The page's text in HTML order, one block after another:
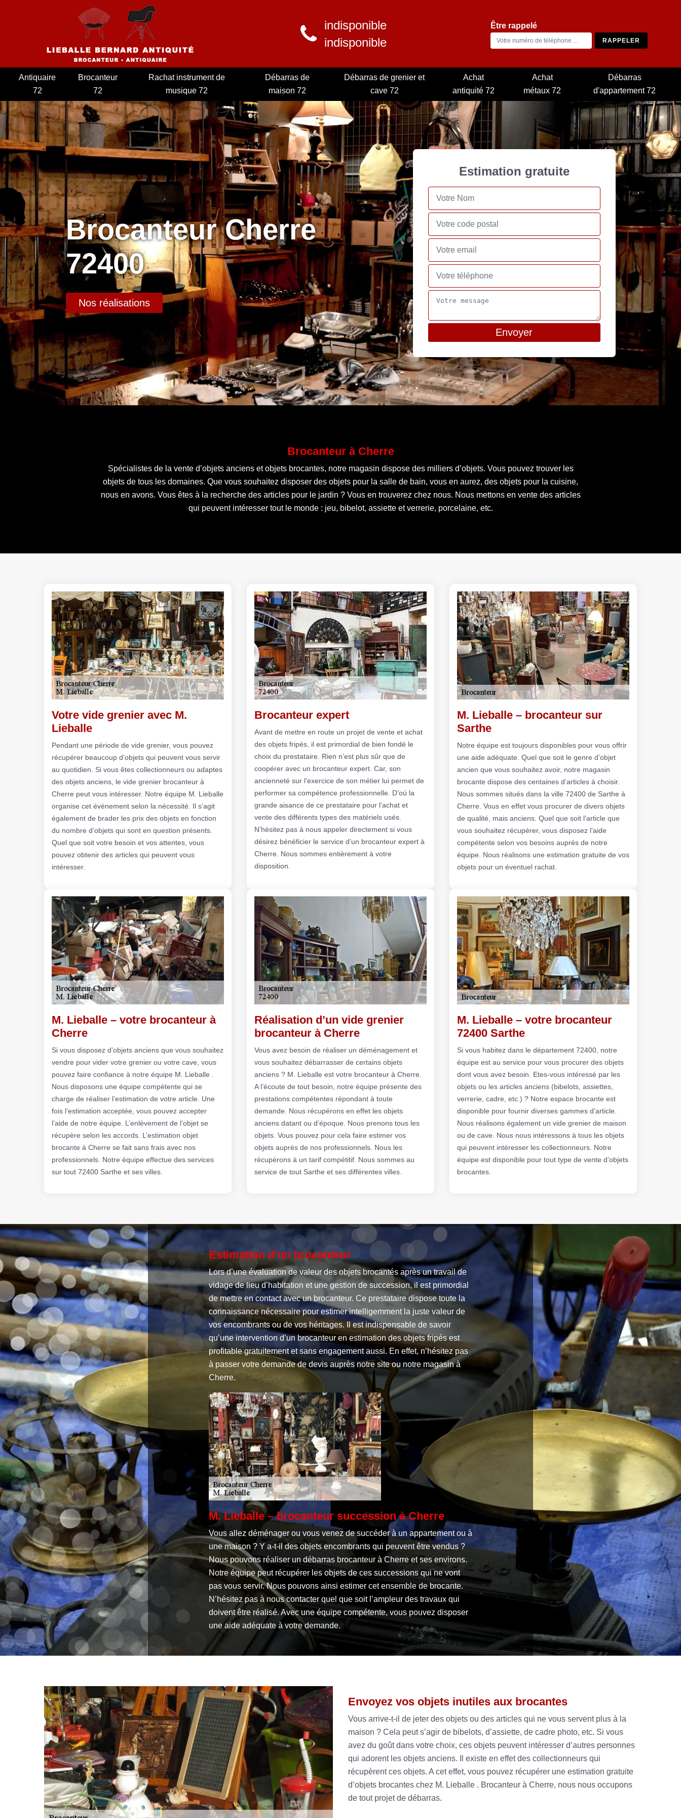
indisponible
indisponible
Être rappelé
Antiquaire
72
Brocanteur
72
Rachat instrument de
musique 72
Débarras de
maison 72
Débarras de grenier et
cave 72
Achat
antiquité 72
Achat
métaux 72
Débarras
d'appartement 72
Brocanteur Cherre
72400
Nos réalisations
Estimation gratuite
Brocanteur à Cherre
Spécialistes de la vente d’objets anciens et objets brocantes, notre magasin dispose des milliers d’objets. Vous pouvez trouver les
objets de tous les domaines. Que vous souhaitez disposer des objets pour la salle de bain, vous en aurez, des objets pour la cuisine,
nous en avons. Vous êtes à la recherche des articles pour le jardin ? Vous en trouverez chez nous. Nous mettons en vente des articles
qui peuvent intéresser tout le monde : jeu, bibelot, assiette et verrerie, porcelaine, etc.
Votre vide grenier avec M.
Lieballe
Pendant une période de vide grenier, vous pouvez
récupérer beaucoup d’objets qui peuvent vous servir
au quotidien. Si vous êtes collectionneurs ou adaptes
des objets anciens, le vide grenier brocanteur à
Cherre peut vous intéresser. Notre équipe M. Lieballe
organise cet évènement selon la nécessité. Il s’agit
également de brader les prix des objets en fonction
du nombre d’objets qui sont en question présents.
Quel que soit votre besoin et vos attentes, vous
pouvez obtenir des articles qui peuvent vous
intéresser.
Brocanteur expert
Avant de mettre en route un projet de vente et achat
des objets fripés, il est primordial de bien fondé le
choix du prestataire. Rien n’est plus sûr que de
coopérer avec un brocanteur expert. Car, son
ancienneté sur l’exercice de son métier lui permet de
performer sa compétence professionnelle. D’où la
grande aisance de ce prestataire pour l’achat et
vente des différents types des matériels usés.
N’hésitez pas à nous appeler directement si vous
désirez bénéficier le service d’un brocanteur expert à
Cherre. Nous sommes entièrement à votre
disposition.
M. Lieballe – brocanteur sur
Sarthe
Notre équipe est toujours disponibles pour vous offrir
une aide adéquate. Quel que soit le genre d’objet
ancien que vous souhaitez avoir, notre magasin
brocante dispose des centaines d’articles à choisir.
Nous sommes situés dans la ville 72400 de Sarthe à
Cherre. Vous en effet vous procurer de divers objets
de qualité, mais anciens. Quel que soit l’article que
vous souhaitez récupérer, vous disposez l’aide
compétente selon vos besoins auprès de notre
équipe. Nous réalisons une estimation gratuite de vos
objets pour un éventuel rachat.
M. Lieballe – votre brocanteur à
Cherre
Si vous disposez d’objets anciens que vous souhaitez
vendre pour vider votre grenier ou votre cave, vous
pouvez faire confiance à notre équipe M. Lieballe .
Nous disposons une équipe compétente qui se
charge de réaliser l’estimation de votre article. Une
fois l’estimation acceptée, vous pouvez accepter
l’aide de notre équipe. L’enlèvement de l’objet se
récupère selon les accords. L’estimation objet
brocante à Cherre se fait sans frais avec nos
professionnels. Notre équipe effectue des services
sur tout 72400 Sarthe et ses villes.
Réalisation d’un vide grenier
brocanteur à Cherre
Vous avez besoin de réaliser un déménagement et
vous souhaitez débarrasser de certains objets
anciens ? M. Lieballe est votre brocanteur à Cherre.
A l’écoute de tout besoin, notre équipe présente des
prestations compétentes répondant à toute
demande. Nous récupérons en effet les objets
anciens datant ou d’époque. Nous prenons tous les
objets. Vous pouvez pour cela faire estimer vos
objets auprès de nos professionnels. Nous les
récupérons à un tarif compétitif. Nous sommes au
service de tout Sarthe et ses différentes villes.
M. Lieballe – votre brocanteur
72400 Sarthe
Si vous habitez dans le département 72400, notre
équipe est au service pour vous procurer des objets
dont vous avez besoin. Etes-vous intéressé par les
objets ou les articles anciens (bibelots, assiettes,
verrerie, cadre, etc.) ? Notre espace brocante est
disponible pour fournir diverses gammes d’article.
Nous réalisons également un vide grenier de maison
ou de cave. Nous nous intéressons à tous les objets
qui peuvent intéresser les collectionneurs. Notre
équipe est disponible pour tout type de vente d’objets
brocantes.
Estimation d’un brocanteur
Lors d’une évaluation de valeur des objets brocantés après un travail de
vidage de lieu d’habitation et une gestion de succession, il est primordial
de mettre en contact avec un brocanteur. Ce prestataire dispose toute la
connaissance nécessaire pour estimer intelligemment la juste valeur de
vos encombrants ou de vos héritages. Il est indispensable de savoir
qu’une intervention d’un brocanteur en estimation des objets fripés est
profitable gratuitement et sans engagement aussi. En effet, n’hésitez pas
à passer votre demande de devis auprès notre site ou notre magasin à
Cherre.
M. Lieballe – brocanteur succession à Cherre
Vous allez déménager ou vous venez de succéder à un appartement ou à
une maison ? Y a-t-il des objets encombrants qui peuvent être vendus ?
Nous pouvons réaliser un débarras brocanteur à Cherre et ses environs.
Notre équipe peut récupérer les objets de ces successions qui ne vont
pas vous servir. Nous pouvons ainsi estimer cet ensemble de brocante.
N’hésitez pas à nous contacter quel que soit l’ampleur des travaux qui
doivent être réalisé. Avec une équipe compétente, vous pouvez disposer
une aide adéquate à votre demande.
Envoyez vos objets inutiles aux brocantes
Vous arrive-t-il de jeter des objets ou des articles qui ne vous servent plus à la
maison ? Cela peut s’agir de bibelots, d’assiette, de cadre photo, etc. Si vous
avez du goût dans votre choix, ces objets peuvent intéresser d’autres personnes
qui adorent les objets anciens. Il existe en effet des collectionneurs qui
récupèrent ces objets. A cet effet, vous pouvez récupérer une estimation gratuite
d’objets brocantes chez M. Lieballe . Brocanteur à Cherre, nous nous occupons
de tout projet de débarras.